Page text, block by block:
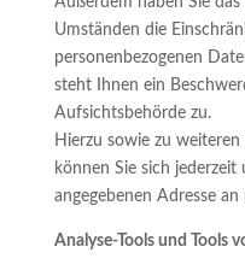
Umständen die
personenbezogenen
steht Ihnen ein
Aufsichtsbehörde zu.
Hierzu sowie zu
können Sie sich
angegebenen Adresse
Analyse-Tools und Tools